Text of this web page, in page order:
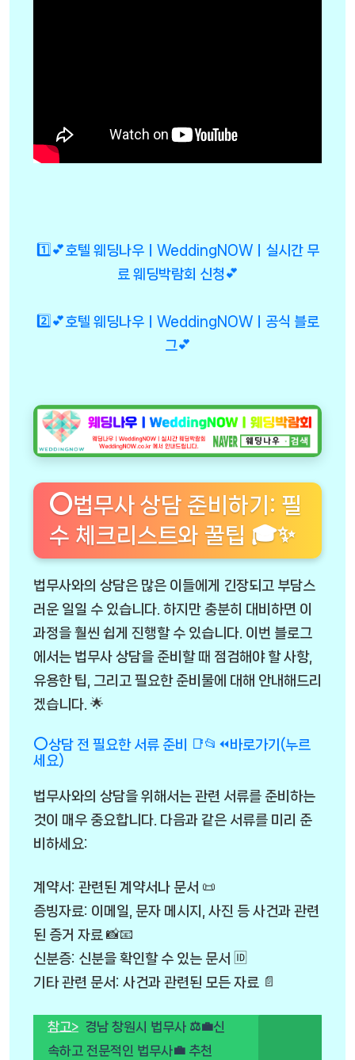
1️⃣💕호텔 웨딩나우ㅣWeddingNOWㅣ실시간 무
료 웨딩박람회 신청💕
2️⃣💕호텔 웨딩나우ㅣWeddingNOWㅣ공식 블로
그💕
⭕법무사 상담 준비하기: 필
수 체크리스트와 꿀팁 🎓✨
법무사와의 상담은 많은 이들에게 긴장되고 부담스
러운 일일 수 있습니다. 하지만 충분히 대비하면 이
과정을 훨씬 쉽게 진행할 수 있습니다. 이번 블로그
에서는 법무사 상담을 준비할 때 점검해야 할 사항,
유용한 팁, 그리고 필요한 준비물에 대해 안내해드리
겠습니다. 🌟
⭕상담 전 필요한 서류 준비 📑📂⏪바로가기(누르
세요)
법무사와의 상담을 위해서는 관련 서류를 준비하는
것이 매우 중요합니다. 다음과 같은 서류를 미리 준
비하세요:
계약서: 관련된 계약서나 문서 📜
증빙자료: 이메일, 문자 메시지, 사진 등 사건과 관련
된 증거 자료 📸📧
신분증: 신분을 확인할 수 있는 문서 🆔
기타 관련 문서: 사건과 관련된 모든 자료 📄
참고> 경남 창원시 법무사 ⚖️💼신
속하고 전문적인 법무사💼 추천